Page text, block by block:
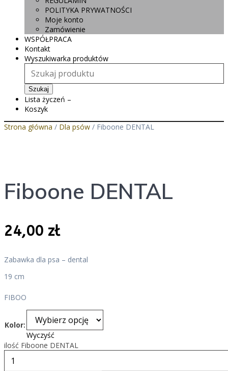
POLITYKA PRYWATNOŚCI
Moje konto
Zamówienie
WSPÓŁPRACA
Kontakt
Wyszukiwarka produktów
Szukaj
Lista życzeń –
Koszyk
Strona główna / Dla psów / Fiboone DENTAL
Fiboone DENTAL
24,00 zł
Zabawka dla psa – dental
19 cm
FIBOO
Kolor:
Wyczyść
ilość Fiboone DENTAL